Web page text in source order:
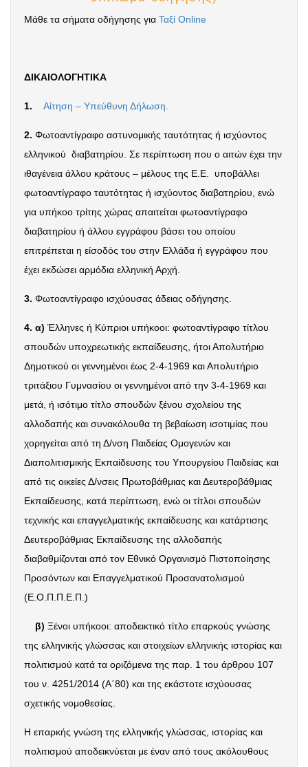
Μάθε τα σήματα οδήγησης για Ταξί Online
ΔΙΚΑΙΟΛΟΓΗΤΙΚΑ
1. Αίτηση – Υπεύθυνη Δήλωση.
2. Φωτοαντίγραφο αστυνομικής ταυτότητας ή ισχύοντος
ελληνικού διαβατηρίου. Σε περίπτωση που ο αιτών έχει την
ιθαγένεια άλλου κράτους – μέλους της Ε.Ε. υποβάλλει
φωτοαντίγραφο ταυτότητας ή ισχύοντος διαβατηρίου, ενώ
για υπήκοο τρίτης χώρας απαιτείται φωτοαντίγραφο
διαβατηρίου ή άλλου εγγράφου βάσει του οποίου
επιτρέπεται η είσοδός του στην Ελλάδα ή εγγράφου που
έχει εκδώσει αρμόδια ελληνική Αρχή.
3. Φωτοαντίγραφο ισχύουσας άδειας οδήγησης.
4. α) Έλληνες ή Κύπριοι υπήκοοι: φωτοαντίγραφο τίτλου
σπουδών υποχρεωτικής εκπαίδευσης, ήτοι Απολυτήριο
Δημοτικού οι γεννημένοι έως 2-4-1969 και Απολυτήριο
τριτάξιου Γυμνασίου οι γεννημένοι από την 3-4-1969 και
μετά, ή ισότιμο τίτλο σπουδών ξένου σχολείου της
αλλοδαπής και συνακόλουθα τη βεβαίωση ισοτιμίας που
χορηγείται από τη Δ/νση Παιδείας Ομογενών και
Διαπολιτισμικής Εκπαίδευσης του Υπουργείου Παιδείας και
από τις οικείες Δ/νσεις Πρωτοβάθμιας και Δευτεροβάθμιας
Εκπαίδευσης, κατά περίπτωση, ενώ οι τίτλοι σπουδών
τεχνικής και επαγγελματικής εκπαίδευσης και κατάρτισης
Δευτεροβάθμιας Εκπαίδευσης της αλλοδαπής
διαβαθμίζονται από τον Εθνικό Οργανισμό Πιστοποίησης
Προσόντων και Επαγγελματικού Προσανατολισμού
(Ε.Ο.Π.Π.Ε.Π.)
β) Ξένοι υπήκοοι: αποδεικτικό τίτλο επαρκούς γνώσης
της ελληνικής γλώσσας και στοιχείων ελληνικής ιστορίας και
πολιτισμού κατά τα οριζόμενα της παρ. 1 του άρθρου 107
του ν. 4251/2014 (Α΄80) και της εκάστοτε ισχύουσας
σχετικής νομοθεσίας.
Η επαρκής γνώση της ελληνικής γλώσσας, ιστορίας και
πολιτισμού αποδεικνύεται με έναν από τους ακόλουθους